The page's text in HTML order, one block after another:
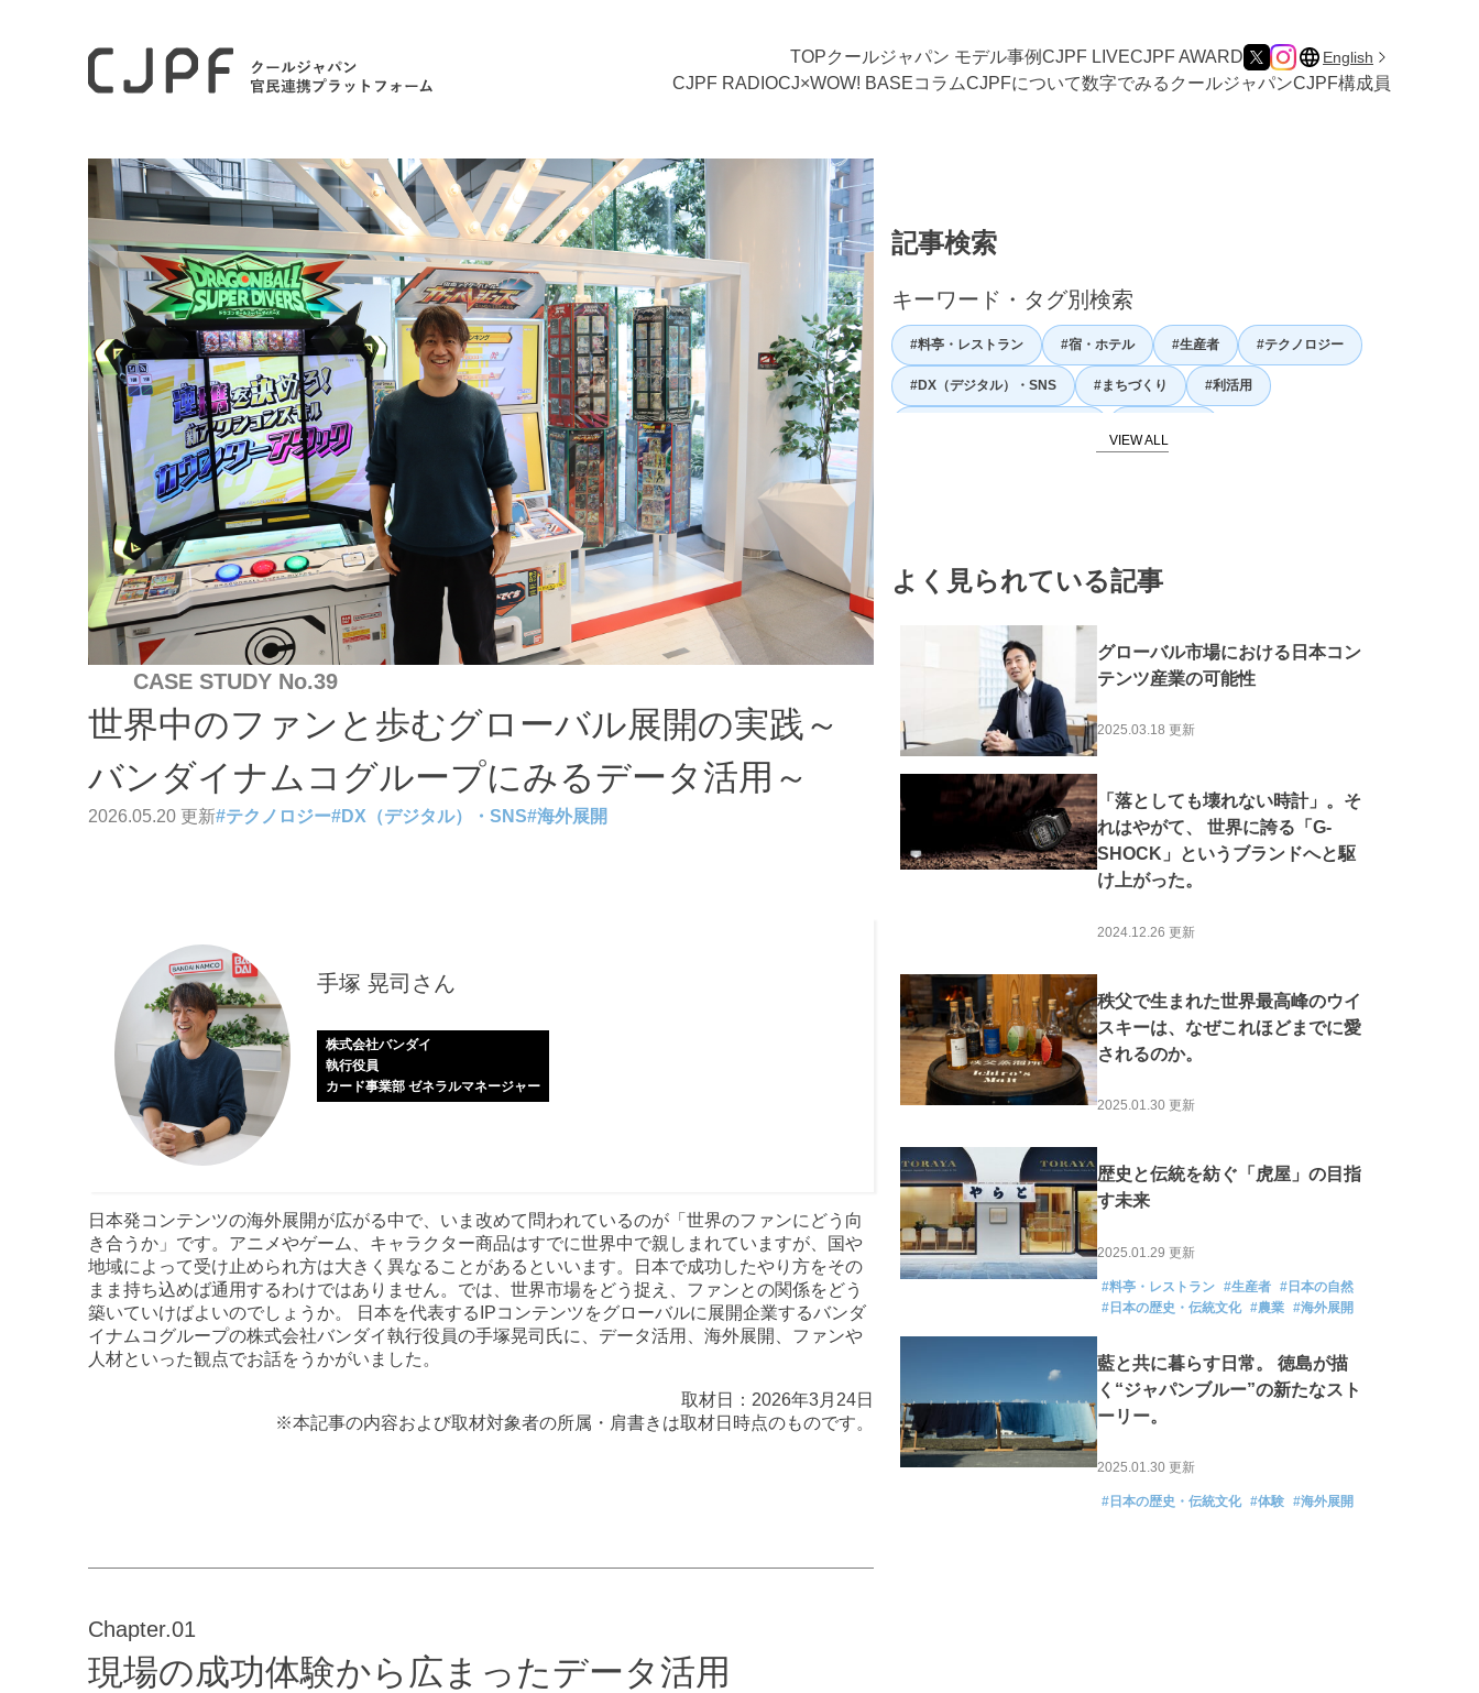
TOPクールジャパン モデル事例CJPF LIVECJPF AWARD English
CJPF RADIOCJ×WOW! BASEコラムCJPFについて数字でみるクールジャパンCJPF構成員
CASE STUDY No.39
世界中のファンと歩むグローバル展開の実践～
バンダイナムコグループにみるデータ活用～
2026.05.20 更新#テクノロジー#DX（デジタル）・SNS#海外展開
手塚 晃司さん
株式会社バンダイ
執行役員
カード事業部 ゼネラルマネージャー
日本発コンテンツの海外展開が広がる中で、いま改めて問われているのが「世界のファンにどう向
き合うか」です。アニメやゲーム、キャラクター商品はすでに世界中で親しまれていますが、国や
地域によって受け止められ方は大きく異なることがあるといいます。日本で成功したやり方をその
まま持ち込めば通用するわけではありません。では、世界市場をどう捉え、ファンとの関係をどう
築いていけばよいのでしょうか。 日本を代表するIPコンテンツをグローバルに展開企業するバンダ
イナムコグループの株式会社バンダイ執行役員の手塚晃司氏に、データ活用、海外展開、ファンや
人材といった観点でお話をうかがいました。
取材日：2026年3月24日
※本記事の内容および取材対象者の所属・肩書きは取材日時点のものです。
Chapter.01
現場の成功体験から広まったデータ活用
記事検索
キーワード・タグ別検索
#料亭・レストラン #宿・ホテル #生産者 #テクノロジー
#DX（デジタル）・SNS #まちづくり #利活用
#スピリチュアリティ #海の日本
よく見られている記事
グローバル市場における日本コン
テンツ産業の可能性
2025.03.18 更新
「落としても壊れない時計」。そ
れはやがて、 世界に誇る「G-
SHOCK」というブランドへと駆
け上がった。
2024.12.26 更新
秩父で生まれた世界最高峰のウイ
スキーは、なぜこれほどまでに愛
されるのか。
2025.01.30 更新
歴史と伝統を紡ぐ「虎屋」の目指
す未来
2025.01.29 更新
#料亭・レストラン #生産者 #日本の自然
#日本の歴史・伝統文化 #農業 #海外展開
藍と共に暮らす日常。 徳島が描
く“ジャパンブルー”の新たなスト
ーリー。
2025.01.30 更新
#日本の歴史・伝統文化 #体験 #海外展開